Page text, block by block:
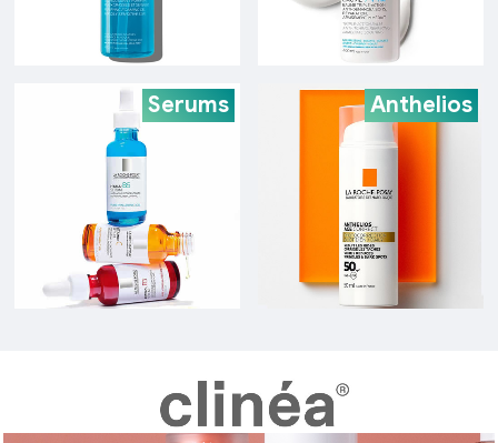
Serums Anthelios